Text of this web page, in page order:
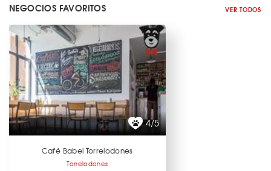
NEGOCIOS FAVORITOS VER TODOS
4/5
Café Babel Torrelodones
Torrelodones